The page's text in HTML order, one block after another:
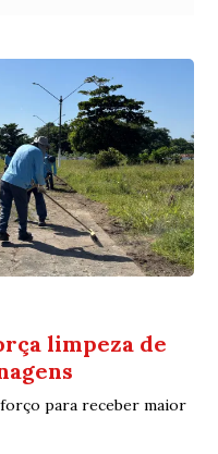
limpeza de
para receber maior